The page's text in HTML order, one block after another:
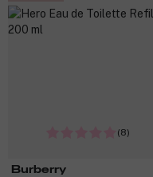
(8)
Burberry